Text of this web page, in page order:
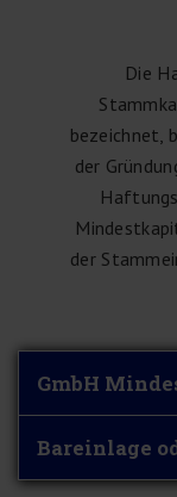
Die
bezeichnet,
der
der
GmbH
Bareinlage